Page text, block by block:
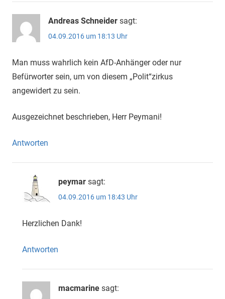
Andreas Schneider sagt:
04.09.2016 um 18:13 Uhr
Man muss wahrlich kein AfD-Anhänger oder nur
Befürworter sein, um von diesem „Polit“zirkus
angewidert zu sein.
Ausgezeichnet beschrieben, Herr Peymani!
Antworten
peymar sagt:
04.09.2016 um 18:43 Uhr
Herzlichen Dank!
Antworten
macmarine sagt: